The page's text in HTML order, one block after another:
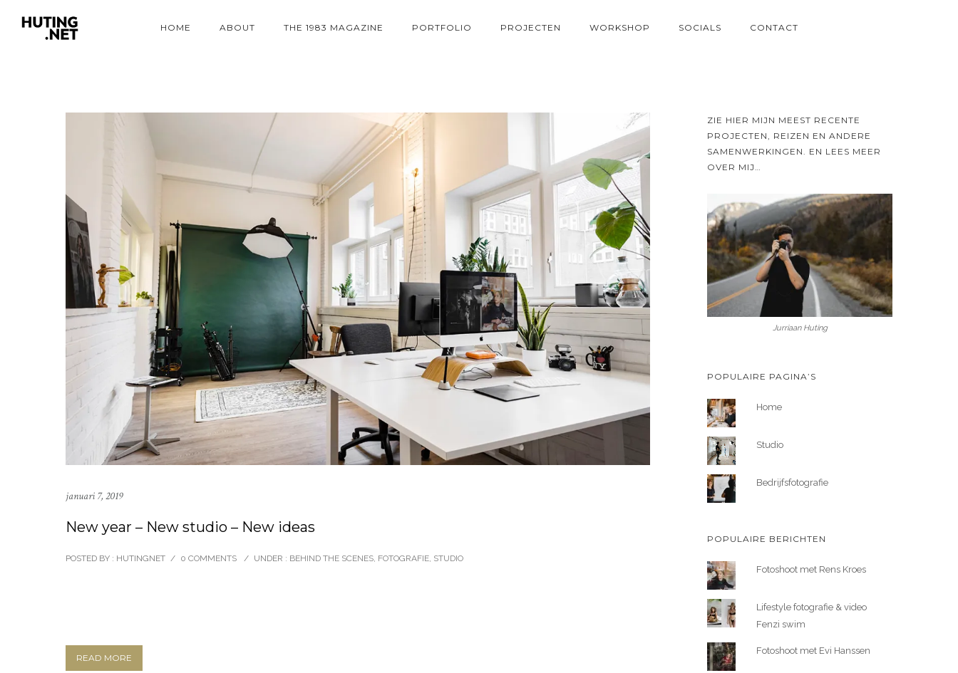
HOME ABOUT THE 1983 MAGAZINE PORTFOLIO PROJECTEN WORKSHOP SOCIALS CONTACT
januari 7, 2019
New year – New studio – New ideas
POSTED BY : HUTINGNET / 0 COMMENTS / UNDER : BEHIND THE SCENES, FOTOGRAFIE, STUDIO
READ MORE
ZIE HIER MIJN MEEST RECENTE
PROJECTEN, REIZEN EN ANDERE
SAMENWERKINGEN. EN LEES MEER
OVER MIJ…
Jurriaan Huting
POPULAIRE PAGINA’S
Home
Studio
Bedrijfsfotografie
POPULAIRE BERICHTEN
Fotoshoot met Rens Kroes
Lifestyle fotografie & video
Fenzi swim
Fotoshoot met Evi Hanssen